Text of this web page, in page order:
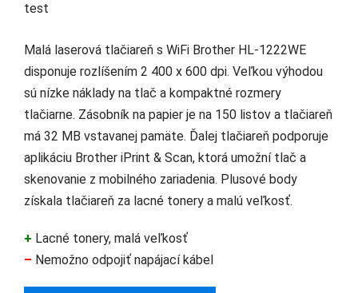
Malá laserová tlačiareň s WiFi Brother HL-1222WE
disponuje rozlíšením 2 400 x 600 dpi. Veľkou výhodou
sú nízke náklady na tlač a kompaktné rozmery
tlačiarne. Zásobník na papier je na 150 listov a tlačiareň
má 32 MB vstavanej pamäte. Ďalej tlačiareň podporuje
aplikáciu Brother iPrint & Scan, ktorá umožní tlač a
skenovanie z mobilného zariadenia. Plusové body
získala tlačiareň za lacné tonery a malú veľkosť.
+ Lacné tonery, malá veľkosť
– Nemožno odpojiť napájací kábel